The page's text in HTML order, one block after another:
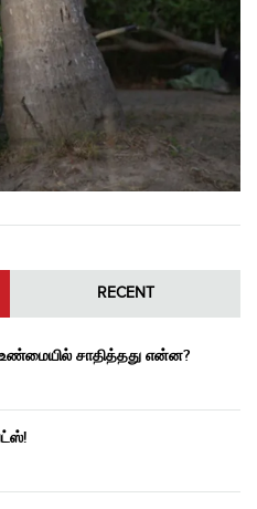
RECENT
உண்மையில் சாதித்தது என்ன?